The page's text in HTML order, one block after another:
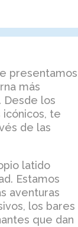
presentamos
más
Desde los
icónicos, te
de las
latido
Estamos
aventuras
los bares
que dan